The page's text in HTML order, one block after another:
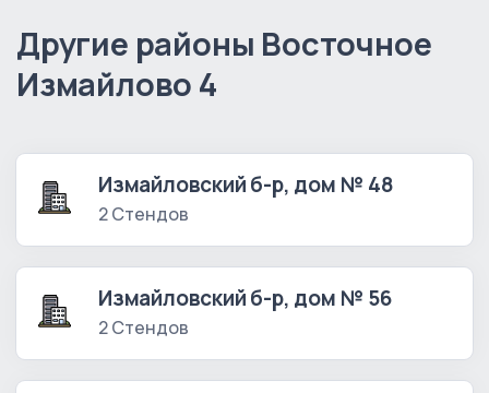
Другие районы Восточное
Измайлово 4
Измайловский б-р, дом № 48
2 Стендов
Измайловский б-р, дом № 56
2 Стендов